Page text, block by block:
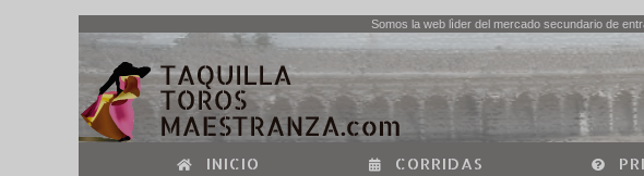
Somos la web lìder del mercado secundario de
INICIO CORRIDAS